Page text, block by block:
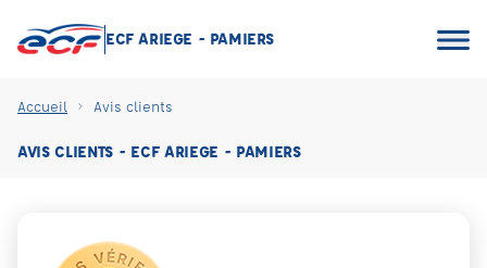
ECF ARIEGE - PAMIERS
Accueil Avis clients
AVIS CLIENTS - ECF ARIEGE - PAMIERS